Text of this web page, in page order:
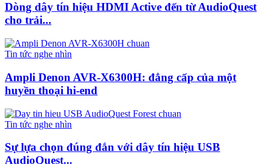
Dòng dây tín hiệu HDMI Active đến từ AudioQuest
cho trải...
Tin tức nghe nhìn
Ampli Denon AVR-X6300H: đẳng cấp của một
huyền thoại hi-end
Tin tức nghe nhìn
Sự lựa chọn đúng đắn với dây tín hiệu USB
AudioQuest...